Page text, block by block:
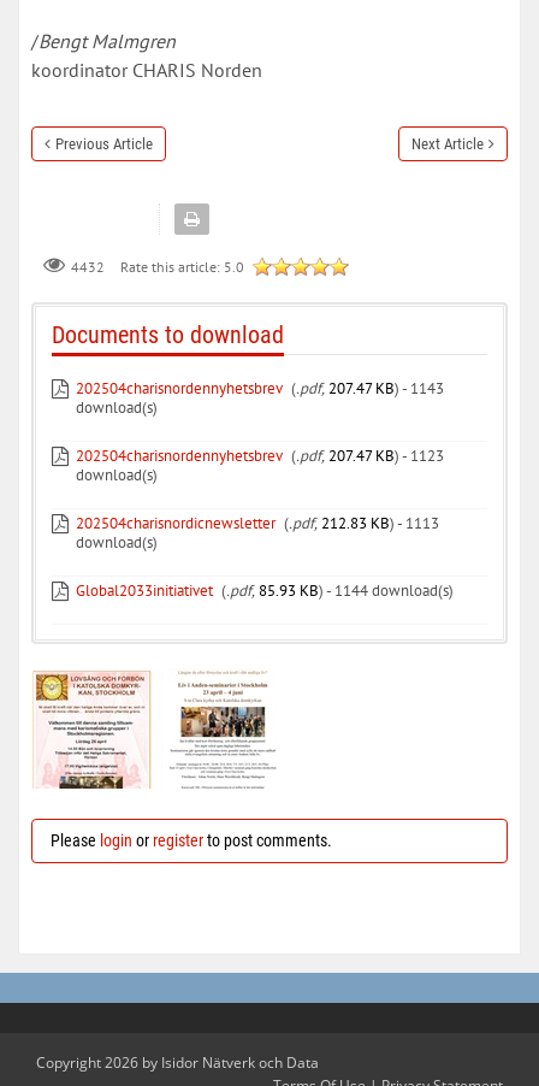
/Bengt Malmgren
koordinator CHARIS Norden
Previous Article Next Article
4432 Rate this article: 5.0
Documents to download
202504charisnordennyhetsbrev (.pdf,207.47 KB) - 1143
download(s)
202504charisnordennyhetsbrev (.pdf,207.47 KB) - 1123
download(s)
202504charisnordicnewsletter (.pdf,212.83 KB) - 1113
download(s)
Global2033initiativet (.pdf, 85.93 KB) - 1144 download(s)
Please login orregisterto post comments.
Copyright 2026 by Isidor Nätverk och Data